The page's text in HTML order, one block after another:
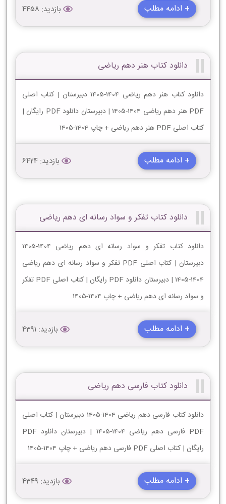
+ ادامه مطلب بازدید: 4458
دانلود کتاب هنر دهم ریاضی
دانلود کتاب هنر دهم ریاضی 1404-1405 دبیرستان | کتاب اصلی
PDF هنر دهم ریاضی 1404-1405 | دبیرستان دانلود PDF رایگان |
کتاب اصلی PDF هنر دهم ریاضی + چاپ 1404-1405
+ ادامه مطلب بازدید: 6424
دانلود کتاب تفکر و سواد رسانه ای دهم ریاضی
دانلود کتاب تفکر و سواد رسانه ای دهم ریاضی 1404-1405
دبیرستان | کتاب اصلی PDF تفکر و سواد رسانه ای دهم ریاضی
1404-1405 | دبیرستان دانلود PDF رایگان | کتاب اصلی PDF تفکر
و سواد رسانه ای دهم ریاضی + چاپ 1404-1405
+ ادامه مطلب بازدید: 4391
دانلود کتاب فارسی دهم ریاضی
دانلود کتاب فارسی دهم ریاضی 1404-1405 دبیرستان | کتاب اصلی
PDF فارسی دهم ریاضی 1404-1405 | دبیرستان دانلود PDF
رایگان | کتاب اصلی PDF فارسی دهم ریاضی + چاپ 1404-1405
+ ادامه مطلب بازدید: 4349